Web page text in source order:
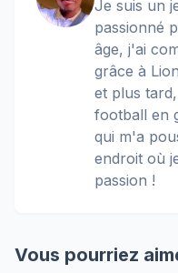
Je suis un
passionné
âge, j'ai
grâce à
et plus
football en
qui m'a
endroit où
passion !
Vous pourriez